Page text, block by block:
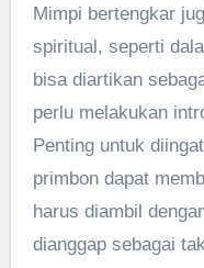
Mimpi bertengkar
spiritual, seperti
bisa diartikan
perlu melakukan
Penting untuk
primbon dapat
harus diambil
dianggap sebagai